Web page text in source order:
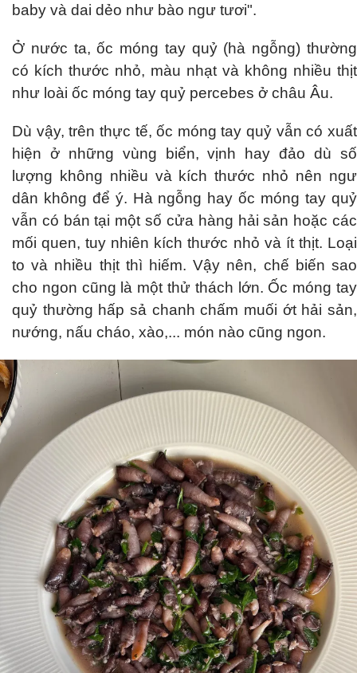
baby và dai dẻo như bào ngư tươi".
Ở nước ta, ốc móng tay quỷ (hà ngỗng) thường
có kích thước nhỏ, màu nhạt và không nhiều thịt
như loài ốc móng tay quỷ percebes ở châu Âu.
Dù vậy, trên thực tế, ốc móng tay quỷ vẫn có xuất
hiện ở những vùng biển, vịnh hay đảo dù số
lượng không nhiều và kích thước nhỏ nên ngư
dân không để ý. Hà ngỗng hay ốc móng tay quỷ
vẫn có bán tại một số cửa hàng hải sản hoặc các
mối quen, tuy nhiên kích thước nhỏ và ít thịt. Loại
to và nhiều thịt thì hiếm. Vậy nên, chế biến sao
cho ngon cũng là một thử thách lớn. Ốc móng tay
quỷ thường hấp sả chanh chấm muối ớt hải sản,
nướng, nấu cháo, xào,... món nào cũng ngon.